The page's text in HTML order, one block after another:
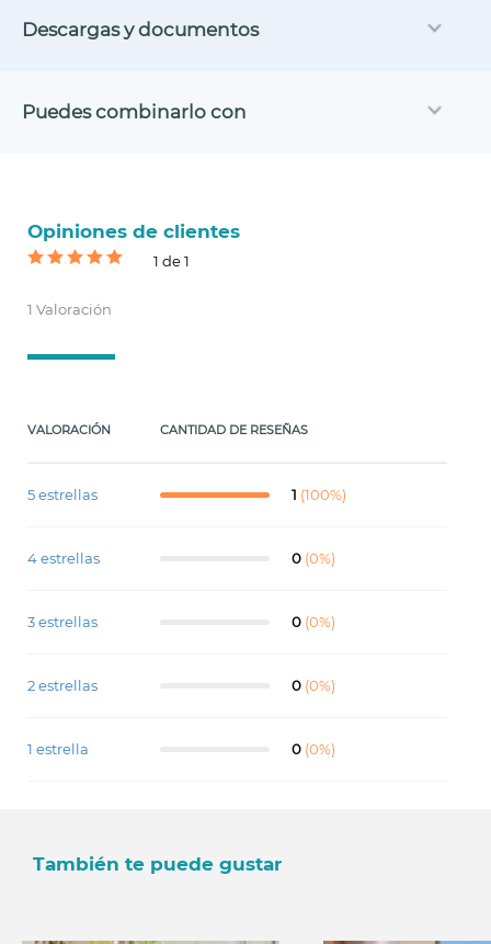
Descargas y documentos
Puedes combinarlo con
Opiniones de clientes
1 de 1
1 Valoración
VALORACIÓN CANTIDAD DE RESEÑAS
5 estrellas 1 (100%)
4 estrellas 0 (0%)
3 estrellas 0 (0%)
2 estrellas 0 (0%)
1 estrella 0 (0%)
También te puede gustar